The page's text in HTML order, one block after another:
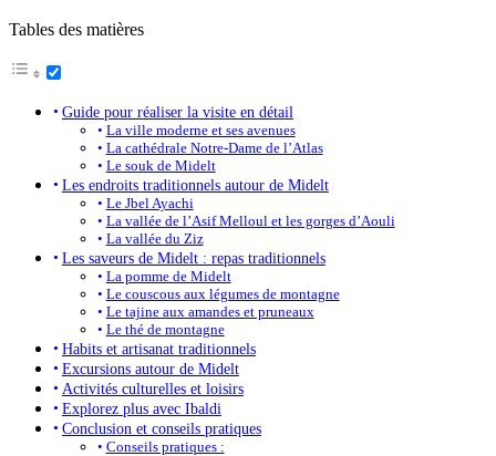
Tables des matières
Guide pour réaliser la visite en détail
La ville moderne et ses avenues
La cathédrale Notre-Dame de l’Atlas
Le souk de Midelt
Les endroits traditionnels autour de Midelt
Le Jbel Ayachi
La vallée de l’Asif Melloul et les gorges d’Aouli
La vallée du Ziz
Les saveurs de Midelt : repas traditionnels
La pomme de Midelt
Le couscous aux légumes de montagne
Le tajine aux amandes et pruneaux
Le thé de montagne
Habits et artisanat traditionnels
Excursions autour de Midelt
Activités culturelles et loisirs
Explorez plus avec Ibaldi
Conclusion et conseils pratiques
Conseils pratiques :